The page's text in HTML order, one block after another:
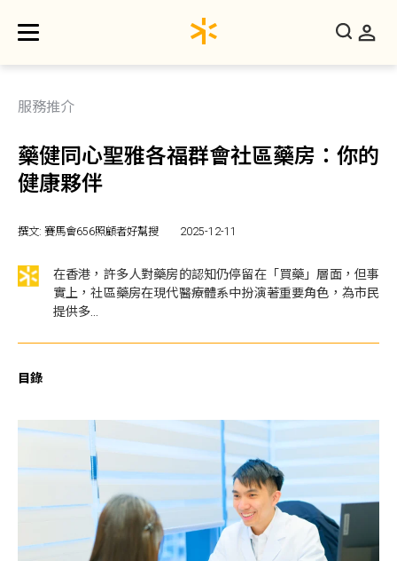
服務推介
藥健同心聖雅各福群會社區藥房：你的
健康夥伴
撰文: 賽馬會656照顧者好幫搜 2025-12-11
在香港，許多人對藥房的認知仍停留在「買藥」層面，但事
實上，社區藥房在現代醫療體系中扮演著重要角色，為市民
提供多...
目錄